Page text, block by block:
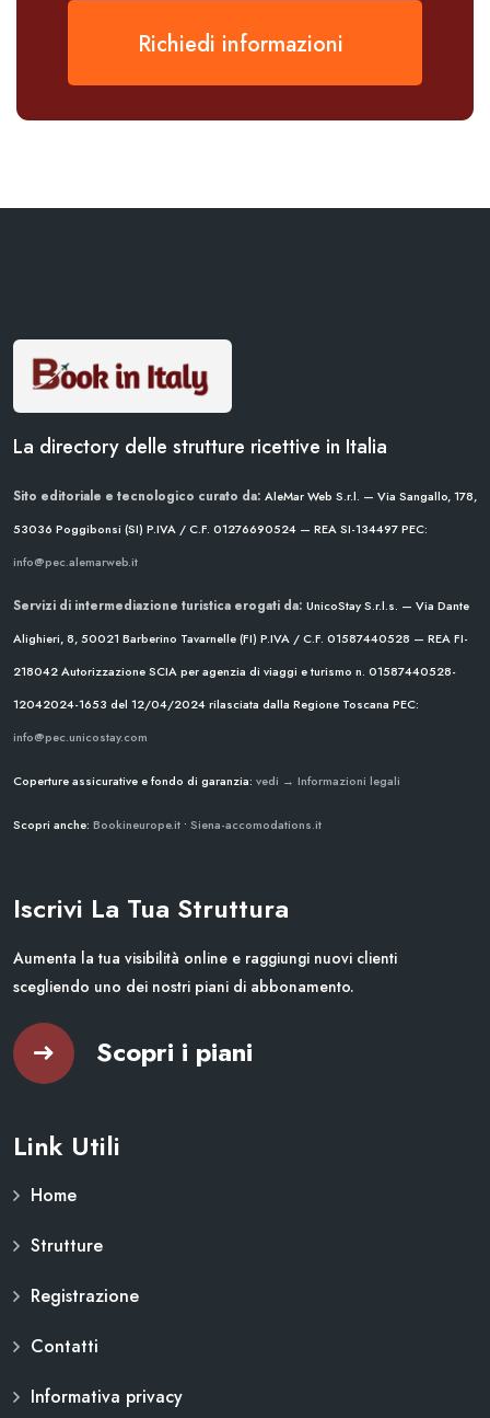
Richiedi informazioni
La directory delle strutture ricettive in Italia
Sito editoriale e tecnologico curato da: AleMar Web S.r.l. — Via Sangallo, 178,
53036 Poggibonsi (SI) P.IVA / C.F. 01276690524 — REA SI-134497PEC:
info@pec.alemarweb.it
Servizi di intermediazione turistica erogati da: UnicoStay S.r.l.s. — Via Dante
Alighieri, 8, 50021 Barberino Tavarnelle (FI) P.IVA / C.F. 01587440528 — REA FI-
218042Autorizzazione SCIA per agenzia di viaggi e turismo n. 01587440528-
12042024-1653 del 12/04/2024rilasciata dalla Regione Toscana PEC:
info@pec.unicostay.com
Coperture assicurative e fondo di garanzia: vedi → Informazioni legali
Scopri anche: Bookineurope.it • Siena-accomodations.it
Iscrivi La Tua Struttura
Aumenta la tua visibilità online e raggiungi nuovi clienti
scegliendo uno dei nostri piani di abbonamento.
Scopri i piani
Link Utili
Home
Strutture
Registrazione
Contatti
Informativa privacy